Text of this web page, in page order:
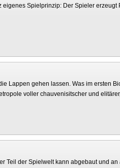
Spielprinzip: Der Spieler
Lappen gehen lassen. Was im ersten
voller chauvenisitscher und
Teil der Spielwelt kann abgebaut und